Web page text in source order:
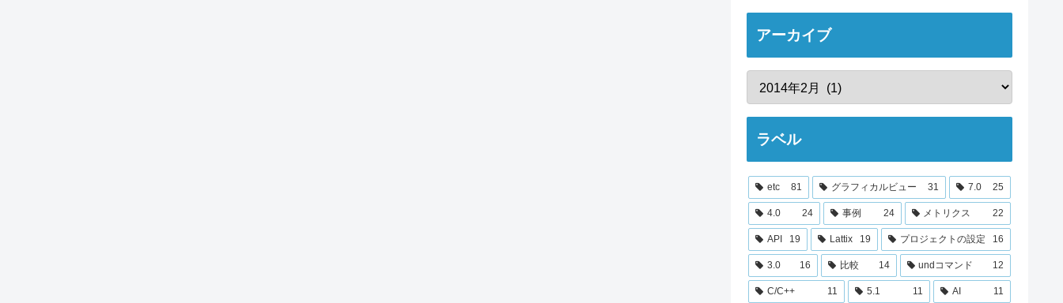
アーカイブ
ラベル
etc 81 グラフィカルビュー 31 7.0 25
4.0 24 事例 24 メトリクス 22
API 19 Lattix 19 プロジェクトの設定 16
3.0 16 比較 14 undコマンド 12
C/C++ 11 5.1 11 AI 11